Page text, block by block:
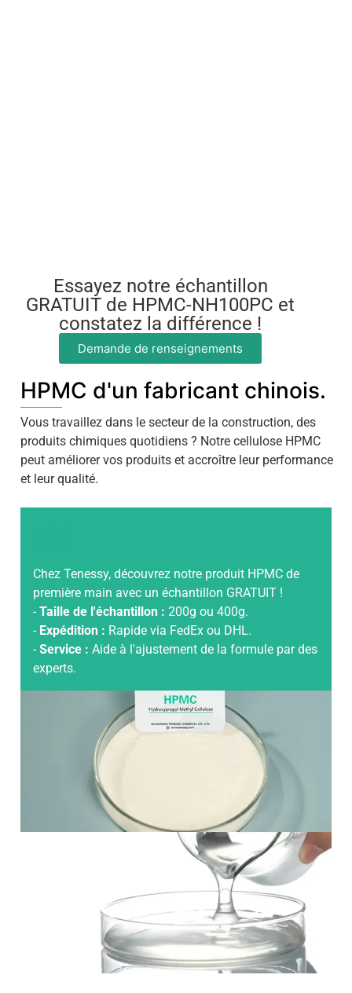
Essayez notre échantillon
GRATUIT de HPMC-NH100PC et
constatez la différence !
Demande de renseignements
HPMC d'un fabricant chinois.
Vous travaillez dans le secteur de la construction, des
produits chimiques quotidiens ? Notre cellulose HPMC
peut améliorer vos produits et accroître leur performance
et leur qualité.
Chez Tenessy, découvrez notre produit HPMC de
première main avec un échantillon GRATUIT !
- Taille de l'échantillon : 200g ou 400g.
- Expédition : Rapide via FedEx ou DHL.
- Service : Aide à l'ajustement de la formule par des
experts.